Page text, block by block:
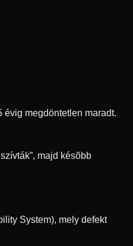
évig megdöntetlen maradt.
majd késõbb
System), mely defekt